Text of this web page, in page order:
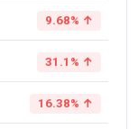
9.68% ↑
31.1% ↑
16.38% ↑